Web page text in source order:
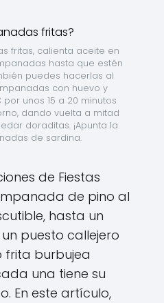
fritas, calienta aceite en
hasta que estén
puedes hacerlas al
con huevo y
por unos 15 a 20 minutos
dando vuelta a mitad
doraditas. ¡Apunta la
de sardina.
de Fiestas
de pino al
hasta un
puesto callejero
frita burbujea
una tiene su
En este artículo,